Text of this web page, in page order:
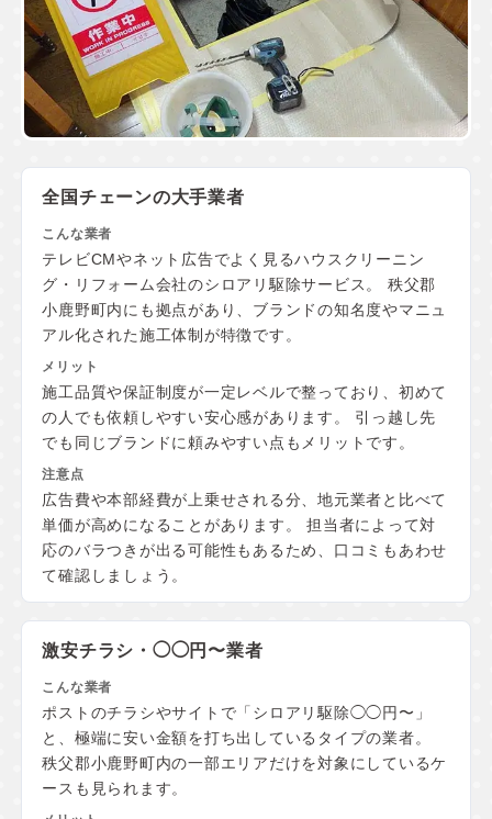
全国チェーンの大手業者
テレビCMやネット広告でよく見るハウスクリーニン
グ・リフォーム会社のシロアリ駆除サービス。 秩父郡
小鹿野町内にも拠点があり、ブランドの知名度やマニュ
アル化された施工体制が特徴です。
施工品質や保証制度が一定レベルで整っており、初めて
の人でも依頼しやすい安心感があります。 引っ越し先
でも同じブランドに頼みやすい点もメリットです。
広告費や本部経費が上乗せされる分、地元業者と比べて
単価が高めになることがあります。 担当者によって対
応のバラつきが出る可能性もあるため、口コミもあわせ
て確認しましょう。
激安チラシ・◯◯円〜業者
ポストのチラシやサイトで「シロアリ駆除◯◯円〜」
と、極端に安い金額を打ち出しているタイプの業者。
秩父郡小鹿野町内の一部エリアだけを対象にしているケ
ースも見られます。